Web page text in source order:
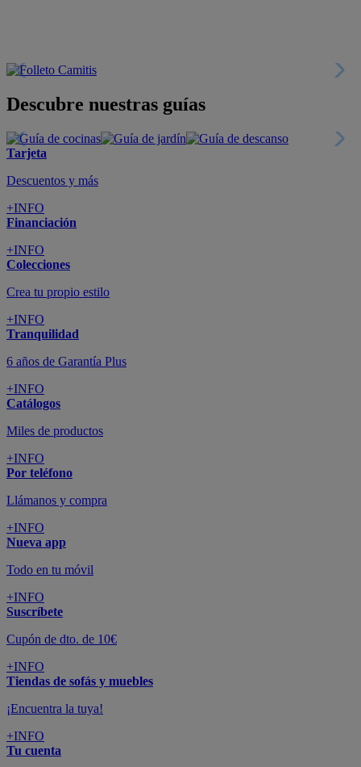
Descubre nuestras guías
Tarjeta
Descuentos y más
+INFO
Financiación
+INFO
Colecciones
Crea tu propio estilo
+INFO
Tranquilidad
6 años de Garantía Plus
+INFO
Catálogos
Miles de productos
+INFO
Por teléfono
Llámanos y compra
+INFO
Nueva app
Todo en tu móvil
+INFO
Suscríbete
Cupón de dto. de 10€
+INFO
Tiendas de sofás y muebles
¡Encuentra la tuya!
+INFO
Tu cuenta